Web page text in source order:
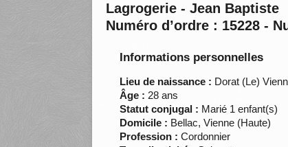
Lagrogerie - Jean Baptiste
Numéro d’ordre : 15228 -
Informations personnelles
Lieu de naissance : Dorat (Le)
Âge : 28 ans
Statut conjugal : Marié 1 enfant(s)
Domicile : Bellac, Vienne (Haute)
Profession : Cordonnier